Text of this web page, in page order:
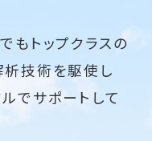
もトップクラスの
析技術を駆使し
でサポートして